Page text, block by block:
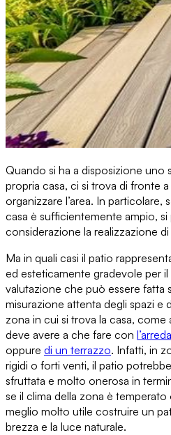
Quando si ha a disposizione uno
propria casa, ci si trova di fronte
organizzare l’area. In particolare,
casa è sufficientemente ampio,
considerazione la realizzazione
Ma in quali casi il patio
ed esteticamente gradevole per
valutazione che può essere fatta
misurazione attenta degli spazi e
zona in cui si trova la casa,
deve avere a che fare con
oppure di un terrazzo. Infatti, in
rigidi o forti venti, il patio
sfruttata e molto onerosa in
se il clima della zona è
meglio molto utile costruire un
brezza e la luce naturale.